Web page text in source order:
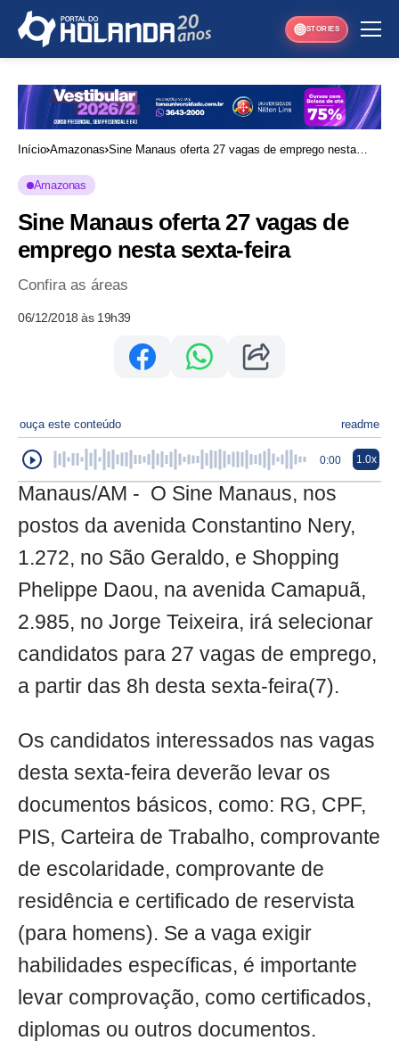
STORIES
Início Amazonas Sine Manaus oferta 27 vagas de emprego nesta
Amazonas
Sine Manaus oferta 27 vagas de
emprego nesta sexta-feira
Confira as áreas
06/12/2018 às 19h39
ouça este conteúdo readme
0:00 1.0x
Manaus/AM - O Sine Manaus, nos
postos da avenida Constantino Nery,
1.272, no São Geraldo, e Shopping
Phelippe Daou, na avenida Camapuã,
2.985, no Jorge Teixeira, irá selecionar
candidatos para 27 vagas de emprego,
a partir das 8h desta sexta-feira(7).
Os candidatos interessados nas vagas
desta sexta-feira deverão levar os
documentos básicos, como: RG, CPF,
PIS, Carteira de Trabalho, comprovante
de escolaridade, comprovante de
residência e certificado de reservista
(para homens). Se a vaga exigir
habilidades específicas, é importante
levar comprovação, como certificados,
diplomas ou outros documentos.